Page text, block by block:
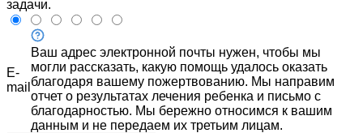
задачи.
E-
mail
Ваш адрес электронной почты нужен, чтобы мы
могли рассказать, какую помощь удалось оказать
благодаря вашему пожертвованию. Мы направим
отчет о результатах лечения ребенка и письмо с
благодарностью. Мы бережно относимся к вашим
данным и не передаем их третьим лицам.